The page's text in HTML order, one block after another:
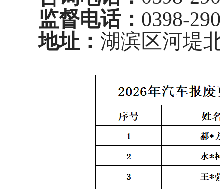
监督电话： 0398-
地址： 湖滨区河堤